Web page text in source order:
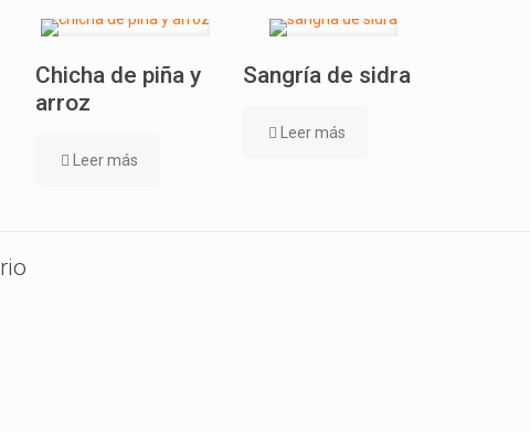
Chicha de piña y
arroz
Leer más
Sangría de sidra
Leer más